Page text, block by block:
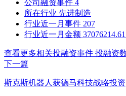
公司融资事件 4
所在行业 先进制造
行业近一月事件 207
行业近一月金额
查看更多相关投融资事件 投融资
下一篇
斯克斯机器人获德马科技战略投资